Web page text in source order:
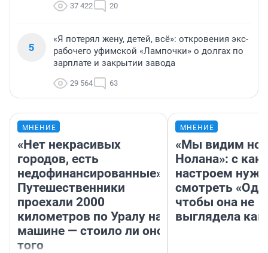
37 422 20
5
«Я потерял жену, детей, всё»: откровения экс-
рабочего уфимской «Лампочки» о долгах по
зарплате и закрытии завода
29 564 63
МНЕНИЕ
«Нет некрасивых
городов, есть
недофинансированные».
Путешественники
проехали 2000
километров по Уралу на
машине — стоило ли оно
того
МНЕНИЕ
«Мы видим
Нолана»: с
настроем
смотреть
чтобы она не
выглядела как